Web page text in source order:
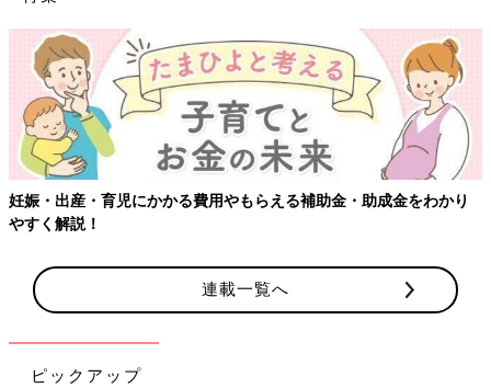
育児にかかる費用やもらえる補助金・助成金をわかり
【ワクチ
連載一覧へ
ピックアップ